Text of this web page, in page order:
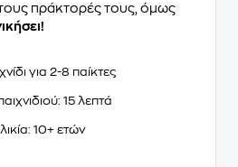
πράκτορές τους, όμως
για 2-8 παίκτες
15 λεπτά
10+ ετών